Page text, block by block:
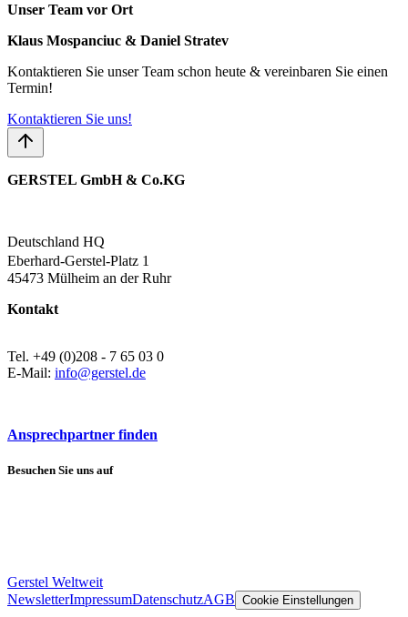
Unser Team vor Ort
Klaus Mospanciuc & Daniel Stratev
Kontaktieren Sie unser Team schon heute & vereinbaren Sie einen
Termin!
Kontaktieren Sie uns!
GERSTEL GmbH & Co.KG
Deutschland HQ
Eberhard-Gerstel-Platz 1
45473 Mülheim an der Ruhr
Kontakt
Tel. +49 (0)208 - 7 65 03 0
E-Mail: info@gerstel.de
Ansprechpartner finden
Besuchen Sie uns auf
Gerstel Weltweit
NewsletterImpressumDatenschutzAGB Cookie Einstellungen